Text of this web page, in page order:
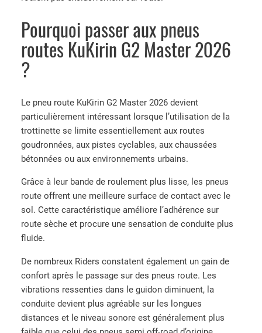
Pourquoi passer aux pneus
routes KuKirin G2 Master 2026
?
Le pneu route KuKirin G2 Master 2026 devient
particulièrement intéressant lorsque l’utilisation de la
trottinette se limite essentiellement aux routes
goudronnées, aux pistes cyclables, aux chaussées
bétonnées ou aux environnements urbains.
Grâce à leur bande de roulement plus lisse, les pneus
route offrent une meilleure surface de contact avec le
sol. Cette caractéristique améliore l’adhérence sur
route sèche et procure une sensation de conduite plus
fluide.
De nombreux Riders constatent également un gain de
confort après le passage sur des pneus route. Les
vibrations ressenties dans le guidon diminuent, la
conduite devient plus agréable sur les longues
distances et le niveau sonore est généralement plus